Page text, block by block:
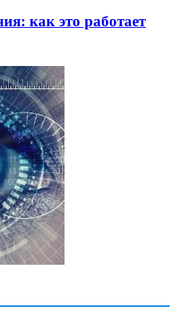
как это работает